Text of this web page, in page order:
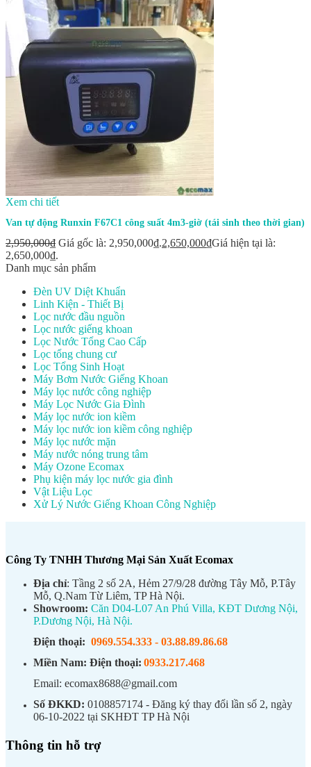
Xem chi tiết
Van tự động Runxin F67C1 công suất 4m3-giờ (tái sinh theo thời gian)
2,950,000₫ Giá gốc là: 2,950,000₫.2,650,000₫Giá hiện tại là:
2,650,000₫.
Danh mục sản phẩm
Đèn UV Diệt Khuẩn
Linh Kiện - Thiết Bị
Lọc nước đầu nguồn
Lọc nước giếng khoan
Lọc Nước Tổng Cao Cấp
Lọc tổng chung cư
Lọc Tổng Sinh Hoạt
Máy Bơm Nước Giếng Khoan
Máy lọc nước công nghiệp
Máy Lọc Nước Gia Đình
Máy lọc nước ion kiềm
Máy lọc nước ion kiềm công nghiệp
Máy lọc nước mặn
Máy nước nóng trung tâm
Máy Ozone Ecomax
Phụ kiện máy lọc nước gia đình
Vật Liệu Lọc
Xử Lý Nước Giếng Khoan Công Nghiệp
Công Ty TNHH Thương Mại Sản Xuất Ecomax
Địa chỉ: Tầng 2 số 2A, Hẻm 27/9/28 đường Tây Mỗ, P.Tây
Mỗ, Q.Nam Từ Liêm, TP Hà Nội.
Showroom: Căn D04-L07 An Phú Villa, KĐT Dương Nội,
P.Dương Nội, Hà Nội.
Điện thoại: 0969.554.333 - 03.88.89.86.68
Miền Nam: Điện thoại: 0933.217.468
Email: ecomax8688@gmail.com
Số ĐKKD: 0108857174 - Đăng ký thay đổi lần số 2, ngày
06-10-2022 tại SKHĐT TP Hà Nội
Thông tin hỗ trợ